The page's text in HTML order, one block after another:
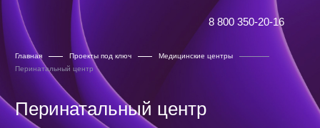
8 800 350-20-16
Главная Проекты под ключ
Медицинские центры
Перинатальный центр
Перинатальный центр